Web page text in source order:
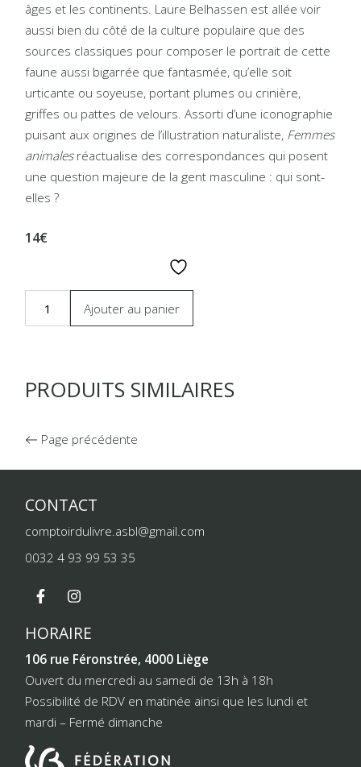
âges et les continents. Laure Belhassen est allée voir
aussi bien du côté de la culture populaire que des
sources classiques pour composer le portrait de cette
faune aussi bigarrée que fantasmée, qu’elle soit
urticante ou soyeuse, portant plumes ou crinière,
griffes ou pattes de velours. Assorti d’une iconographie
puisant aux origines de l’illustration naturaliste, Femmes
animalesréactualise des correspondances qui posent
une question majeure de la gent masculine : qui sont-
elles ?
14€
Ajouter au panier
PRODUITS SIMILAIRES
Page précédente
CONTACT
comptoirdulivre.asbl@gmail.com
0032 4 93 99 53 35
HORAIRE
106 rue Féronstrée, 4000 Liège
Ouvert du mercredi au samedi de 13h à 18h
Possibilité de RDV en matinée ainsi que les lundi et
mardi – Fermé dimanche